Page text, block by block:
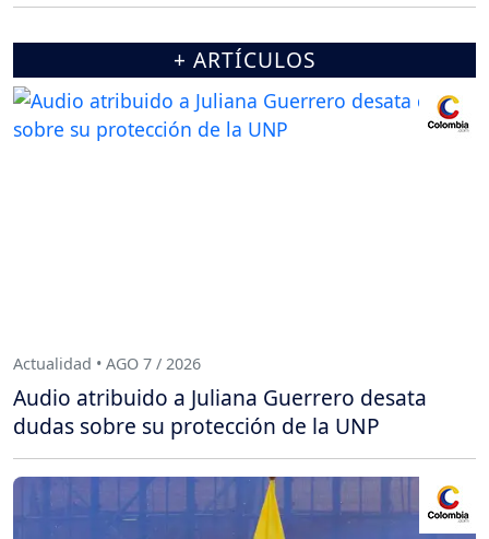
+ ARTÍCULOS
Actualidad • AGO 7 / 2026
Audio atribuido a Juliana Guerrero desata
dudas sobre su protección de la UNP